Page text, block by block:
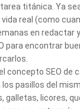
titánica. Ya
vida real (como
en redactar
para encontrar
concepto SEO de
pasillos del
licores,